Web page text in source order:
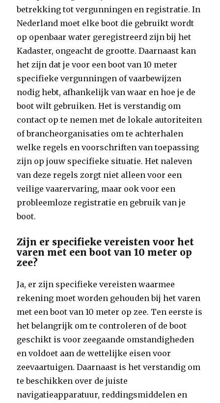
betrekking tot vergunningen en registratie. In
Nederland moet elke boot die gebruikt wordt
op openbaar water geregistreerd zijn bij het
Kadaster, ongeacht de grootte. Daarnaast kan
het zijn dat je voor een boot van 10 meter
specifieke vergunningen of vaarbewijzen
nodig hebt, afhankelijk van waar en hoe je de
boot wilt gebruiken. Het is verstandig om
contact op te nemen met de lokale autoriteiten
of brancheorganisaties om te achterhalen
welke regels en voorschriften van toepassing
zijn op jouw specifieke situatie. Het naleven
van deze regels zorgt niet alleen voor een
veilige vaarervaring, maar ook voor een
probleemloze registratie en gebruik van je
boot.
Zijn er specifieke vereisten voor het
varen met een boot van 10 meter op
zee?
Ja, er zijn specifieke vereisten waarmee
rekening moet worden gehouden bij het varen
met een boot van 10 meter op zee. Ten eerste is
het belangrijk om te controleren of de boot
geschikt is voor zeegaande omstandigheden
en voldoet aan de wettelijke eisen voor
zeevaartuigen. Daarnaast is het verstandig om
te beschikken over de juiste
navigatieapparatuur, reddingsmiddelen en